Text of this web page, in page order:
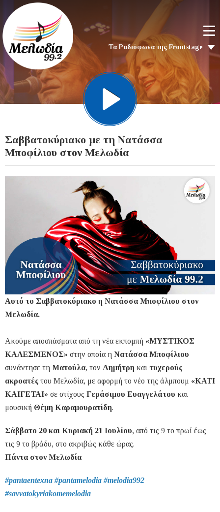
Τα Ραδιόφωνα της Frontstage
Σαββατοκύριακο με τη Νατάσσα
Μποφίλιου στον Μελωδία
Αυτό το Σαββατοκύριακο η Νατάσσα Μποφίλιου στον
Μελωδία.
Ακούμε αποσπάσματα από τη νέα εκπομπή «ΜΥΣΤΙΚΟΣ
ΚΑΛΕΣΜΕΝΟΣ» στην οποία η Νατάσσα Μποφίλιου
συνάντησε τη Ματούλα, τον Δημήτρη και τυχερούς
ακροατές του Μελωδία, με αφορμή το νέο της άλμπουμ «ΚΑΤΙ
ΚΑΙΓΕΤΑΙ» σε στίχους Γεράσιμου Ευαγγελάτου και
μουσική Θέμη Καραμουρατίδη.
Σάββατο 20 και Κυριακή 21 Ιουλίου, από τις 9 το πρωί έως
τις 9 το βράδυ, στο ακριβώς κάθε ώρας.
Πάντα στον Μελωδία
#pantaentexna #pantamelodia #melodia992
#savvatokyriakomemelodia